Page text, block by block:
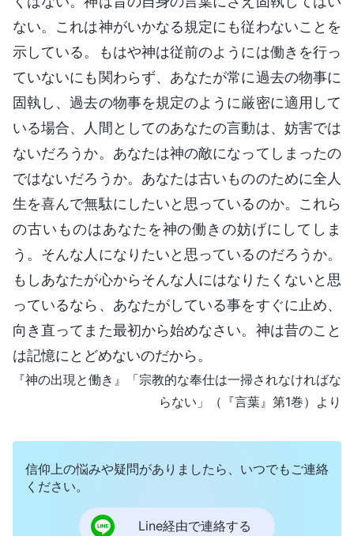
ない。これは神がいかなる規定にも従わないことを
示している。もはや神は従前のようには働きを行っ
ていないにも関わらず、あなたが常に過去の物事に
固執し、過去の物事を規定のように厳密に適用して
いる場合、人間としてのあなたの言動は、妨害では
ないだろうか。あなたは神の敵になってしまったの
ではないだろうか。あなたは古いもののために全人
生を喜んで無駄にしたいと思っているのか。これら
の古いものはあなたを神の働きの妨げにしてしま
う。そんな人になりたいと思っているのだろうか。
もしあなたが心からそんな人にはなりたくないと思
っているなら、あなたがしている事をすぐに止め、
向き直ってまた最初から始めなさい。神は昔のこと
は記憶にとどめないのだから。
『神の出現と働き』「宗教的な奉仕は一掃されなければな
らない」（『言葉』第1巻）より
信仰上の悩みや疑問がありましたら、いつでもご連絡
ください。
Line経由で連絡する